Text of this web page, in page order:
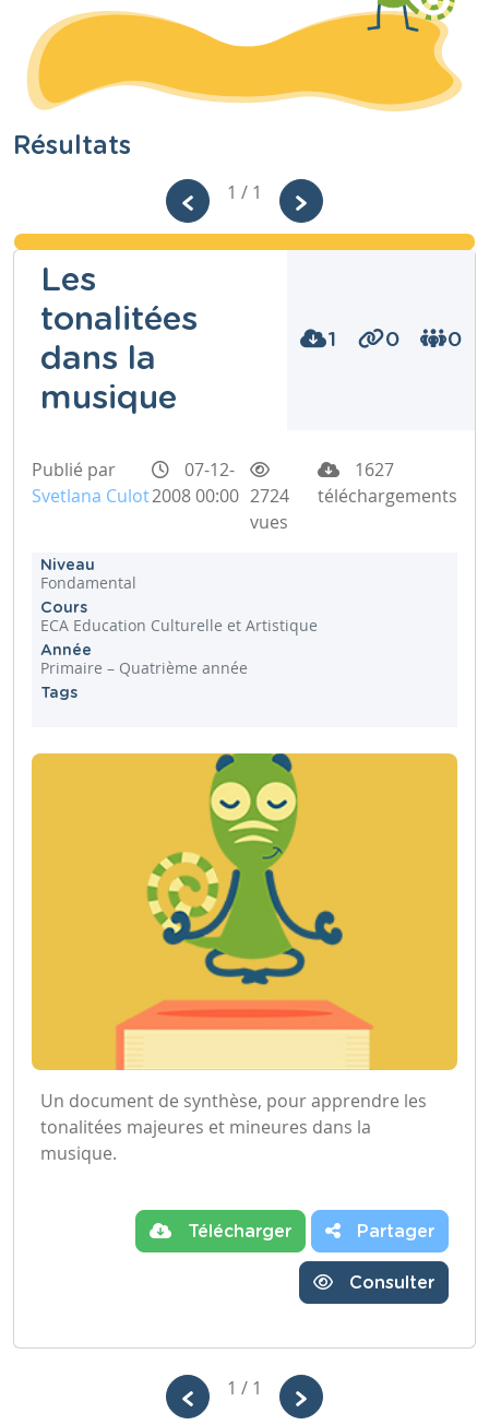
Résultats
1 / 1
Les
tonalitées
dans la
musique
1 0 0
Publié par
Svetlana Culot
07-12-
2008 00:00 2724
vues
1627
téléchargements
Niveau
Fondamental
Cours
ECA Education Culturelle et Artistique
Année
Primaire – Quatrième année
Tags
Un document de synthèse, pour apprendre les
tonalitées majeures et mineures dans la
musique.
Télécharger Partager
Consulter
1 / 1